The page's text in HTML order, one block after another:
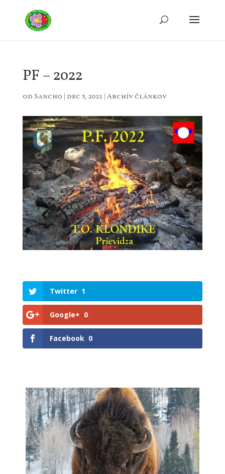
PF – 2022
od Sancho | dec 3, 2021 | Archív článkov
Twitter 1
Google+ 0
Facebook 0